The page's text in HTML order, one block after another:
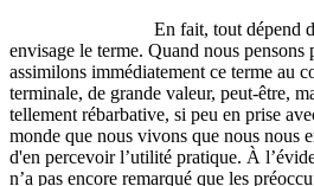
En fait, tout dépend
envisage le terme. Quand nous pensons
assimilons immédiatement ce terme au
terminale, de grande valeur, peut-être,
tellement rébarbative, si peu en prise
monde que nous vivons que nous nous
d'en percevoir l’utilité pratique. À
n’a pas encore remarqué que les